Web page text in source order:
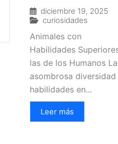
diciembre 19, 2025
curiosidades
Animales con
Habilidades
las de los Humanos La
asombrosa diversidad
habilidades en...
Leer más